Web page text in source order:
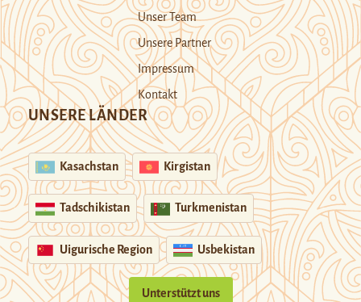
Unser Team
Unsere Partner
Impressum
Kontakt
UNSERE LÄNDER
Kasachstan Kirgistan
Tadschikistan Turkmenistan
Uigurische Region Usbekistan
Unterstützt uns